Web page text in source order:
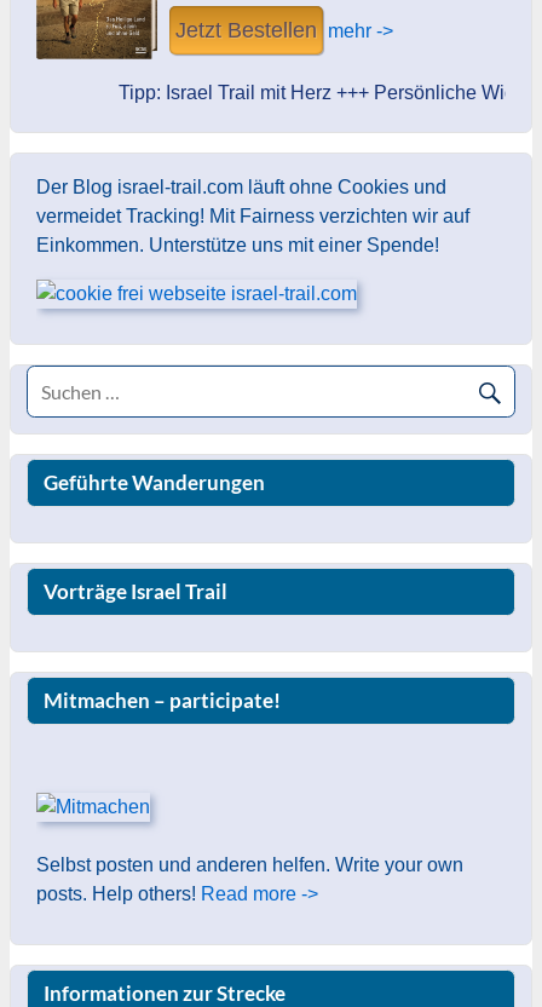
Jetzt Bestellen mehr ->
Tipp: Israel Trail mit Herz +++ Persönliche Widmung
Der Blog israel-trail.com läuft ohne Cookies und
vermeidet Tracking! Mit Fairness verzichten wir auf
Einkommen. Unterstütze uns mit einer Spende!
Geführte Wanderungen
Vorträge Israel Trail
Mitmachen – participate!
Selbst posten und anderen helfen. Write your own
posts. Help others! Read more ->
Informationen zur Strecke